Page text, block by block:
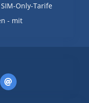
Only-Tarife
- mit